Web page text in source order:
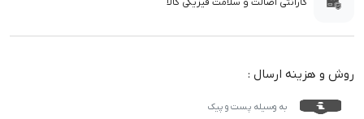
روش و هزینه ارسال :
به وسیله پست و پیک